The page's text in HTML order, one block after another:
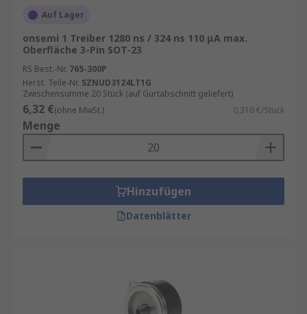
Auf Lager
onsemi 1 Treiber 1280 ns / 324 ns 110 μA max.
Oberfläche 3-Pin SOT-23
RS Best.-Nr. 765-300P
Herst. Teile-Nr. SZNUD3124LT1G
Zwischensumme 20 Stück (auf Gurtabschnitt geliefert)
6,32 €(ohne MwSt.) 0,316 €/Stück
Menge
Hinzufügen
Datenblätter